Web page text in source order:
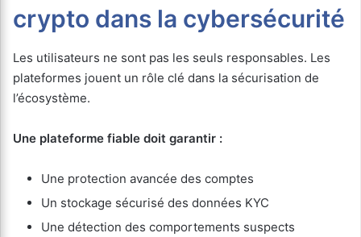
crypto dans la cybersécurité
Les utilisateurs ne sont pas les seuls responsables. Les
plateformes jouent un rôle clé dans la sécurisation de
l’écosystème.
Une plateforme fiable doit garantir :
Une protection avancée des comptes
Un stockage sécurisé des données KYC
Une détection des comportements suspects